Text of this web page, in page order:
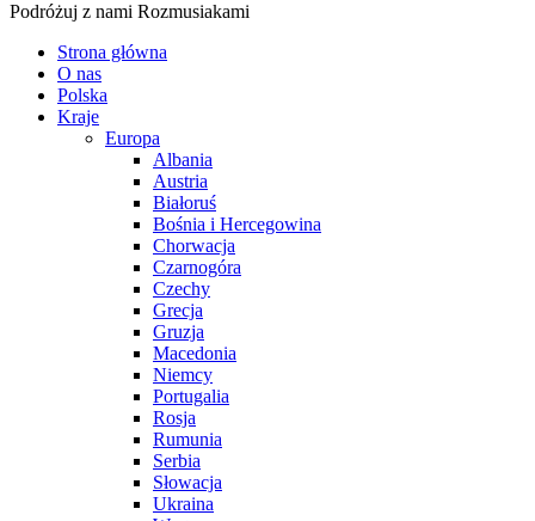
Podróżuj z nami Rozmusiakami
Strona główna
O nas
Polska
Kraje
Europa
Albania
Austria
Białoruś
Bośnia i Hercegowina
Chorwacja
Czarnogóra
Czechy
Grecja
Gruzja
Macedonia
Niemcy
Portugalia
Rosja
Rumunia
Serbia
Słowacja
Ukraina